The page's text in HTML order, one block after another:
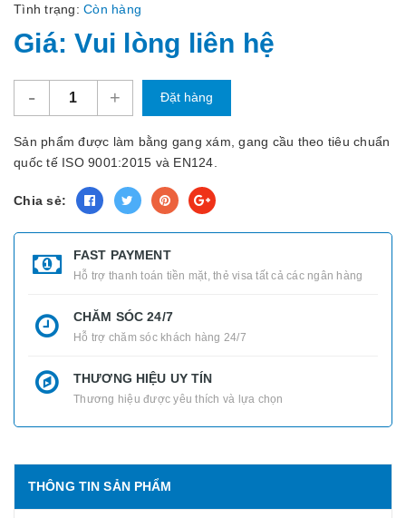
Tình trạng: Còn hàng
Giá: Vui lòng liên hệ
- + Đặt hàng
Sản phẩm được làm bằng gang xám, gang cầu theo tiêu chuẩn
quốc tế ISO 9001:2015 và EN124.
Chia sẻ:
FAST PAYMENT
Hỗ trợ thanh toán tiền mặt, thẻ visa tất cả các ngân hàng
CHĂM SÓC 24/7
Hỗ trợ chăm sóc khách hàng 24/7
THƯƠNG HIỆU UY TÍN
Thương hiệu được yêu thích và lựa chọn
THÔNG TIN SẢN PHẨM